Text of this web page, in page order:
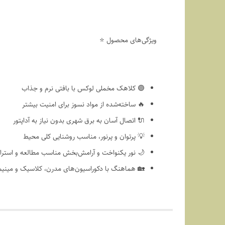
ویژگی‌های محصول ⭐
🟣 کلاهک مخملی لوکس با بافتی نرم و جذاب
🔥 ساخته‌شده از مواد نسوز برای امنیت بیشتر
🔌 اتصال آسان به برق شهری بدون نیاز به آداپتور
💡 پرتوان و پرنور، مناسب روشنایی کلی محیط
🌙 نور یکنواخت و آرامش‌بخش مناسب مطالعه و
🏡 هماهنگ با دکوراسیون‌های مدرن، کلاسیک و